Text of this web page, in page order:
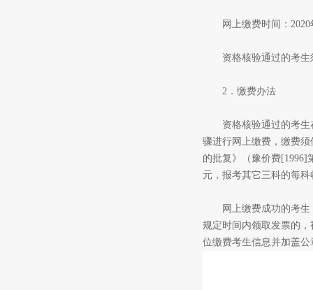
网上缴费时间：2020
资格核验通过的考生
2．缴费办法
资格核验通过的考生在
骤进行网上缴费，缴费
的批复》（豫价费[1996]
元，报考其它三科的每
网上缴费成功的考生，
规定时间内领取发票的
位缴费考生信息并加盖公